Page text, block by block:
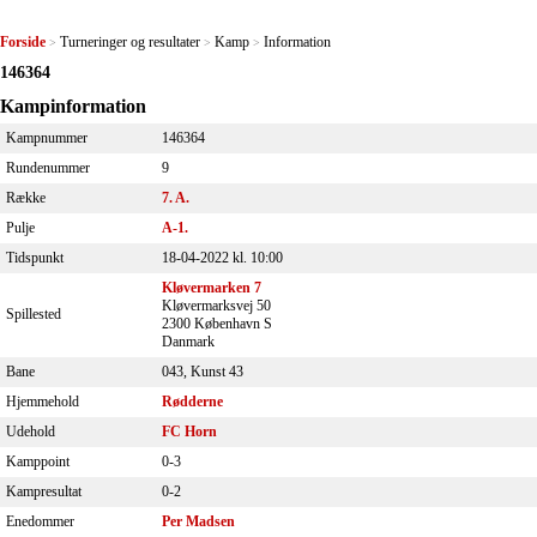
Forside > Turneringer og resultater > Kamp > Information
146364
Kampinformation
Kampnummer
146364
Rundenummer
9
Række
7. A.
Pulje
A-1.
Tidspunkt
18-04-2022 kl. 10:00
Spillested
Kløvermarken 7
Kløvermarksvej 50
2300 København S
Danmark
Bane
043, Kunst 43
Hjemmehold
Rødderne
Udehold
FC Horn
Kamppoint
0-3
Kampresultat
0-2
Enedommer
Per Madsen